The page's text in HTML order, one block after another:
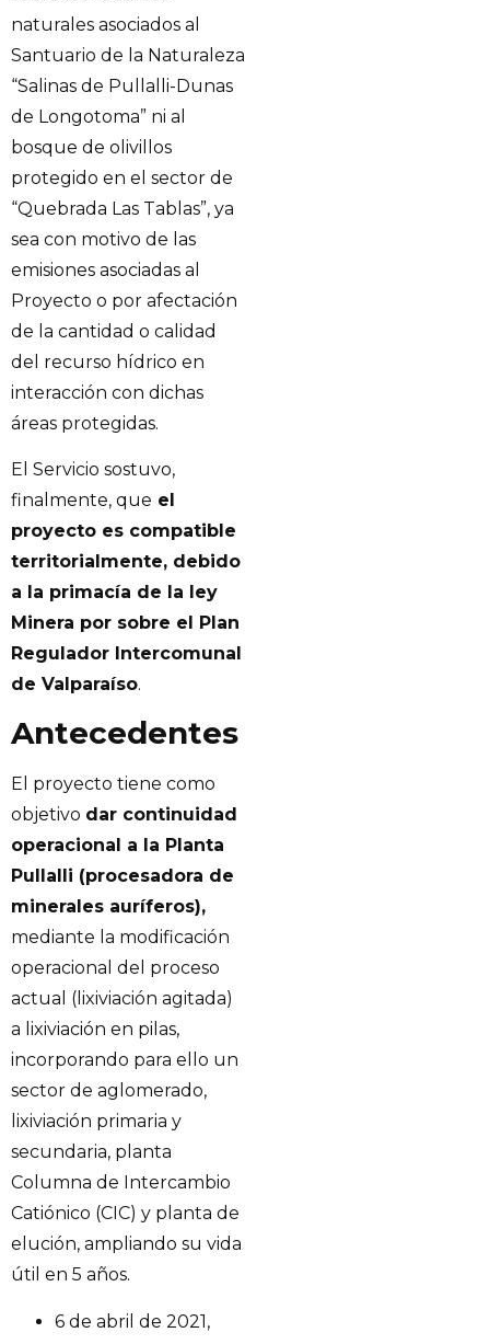
naturales asociados al
Santuario de la Naturaleza
“Salinas de Pullalli-Dunas
de Longotoma” ni al
bosque de olivillos
protegido en el sector de
“Quebrada Las Tablas”, ya
sea con motivo de las
emisiones asociadas al
Proyecto o por afectación
de la cantidad o calidad
del recurso hídrico en
interacción con dichas
áreas protegidas.
El Servicio sostuvo,
finalmente, que el
proyecto es compatible
territorialmente, debido
a la primacía de la ley
Minera por sobre el Plan
Regulador Intercomunal
de Valparaíso.
Antecedentes
El proyecto tiene como
objetivo dar continuidad
operacional a la Planta
Pullalli (procesadora de
minerales auríferos),
mediante la modificación
operacional del proceso
actual (lixiviación agitada)
a lixiviación en pilas,
incorporando para ello un
sector de aglomerado,
lixiviación primaria y
secundaria, planta
Columna de Intercambio
Catiónico (CIC) y planta de
elución, ampliando su vida
útil en 5 años.
6 de abril de 2021,